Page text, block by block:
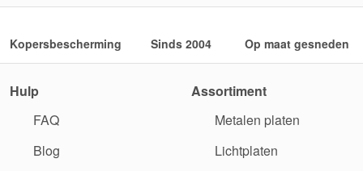
Kopersbescherming Sinds 2004 Op maat gesneden
Hulp
FAQ
Blog
Assortiment
Metalen platen
Lichtplaten